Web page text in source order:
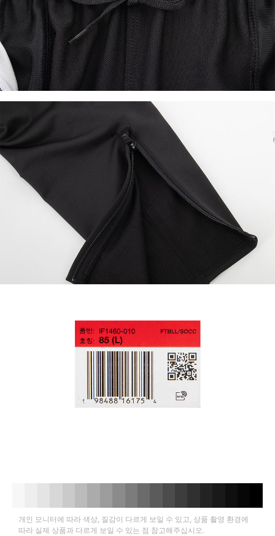
개인 모니터에 따라 색상, 질감이 다르게 보일 수 있고, 상품 촬영 환경에
따라 실제 상품과 다르게 보일 수 있는 점 참고해주십시오.